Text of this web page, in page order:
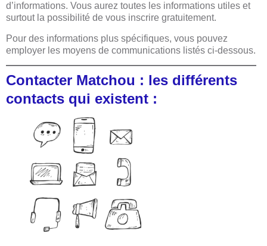
d’informations. Vous aurez toutes les informations utiles et
surtout la possibilité de vous inscrire gratuitement.
Pour des informations plus spécifiques, vous pouvez
employer les moyens de communications listés ci-dessous.
Contacter Matchou : les différents
contacts qui existent :